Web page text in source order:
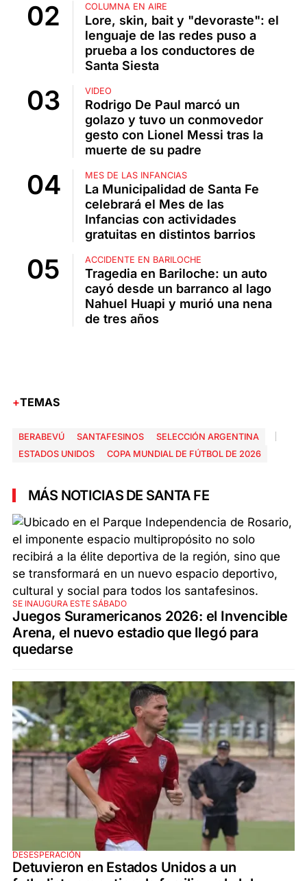
COLUMNA EN AIRE
Lore, skin, bait y "devoraste": el
lenguaje de las redes puso a
prueba a los conductores de
Santa Siesta
VIDEO
Rodrigo De Paul marcó un
golazo y tuvo un conmovedor
gesto con Lionel Messi tras la
muerte de su padre
MES DE LAS INFANCIAS
La Municipalidad de Santa Fe
celebrará el Mes de las
Infancias con actividades
gratuitas en distintos barrios
ACCIDENTE EN BARILOCHE
Tragedia en Bariloche: un auto
cayó desde un barranco al lago
Nahuel Huapi y murió una nena
de tres años
TEMAS
BERABEVÚ SANTAFESINOS
SELECCIÓN ARGENTINA
ESTADOS UNIDOS
COPA MUNDIAL DE FÚTBOL DE 2026
MÁS NOTICIAS DE SANTA FE
SE INAUGURA ESTE SÁBADO
Juegos Suramericanos 2026: el Invencible
Arena, el nuevo estadio que llegó para
quedarse
DESESPERACIÓN
Detuvieron en Estados Unidos a un